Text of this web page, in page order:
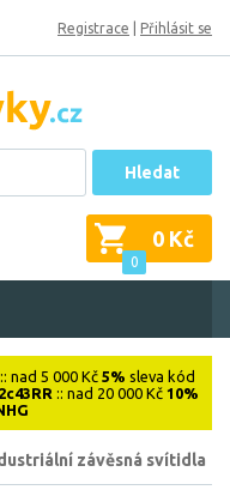
Registrace Přihlásit se
Hledat
0
0 Kč
:: nad 5 000 Kč 5% sleva kód
2c43RR :: nad 20 000 Kč 10%
závěsná svítidla